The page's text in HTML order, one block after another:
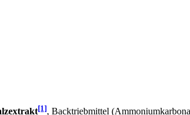
[1], Backtriebmittel